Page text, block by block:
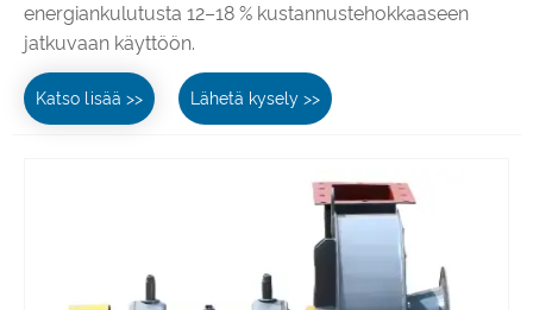
energiankulutusta 12–18 % kustannustehokkaaseen
jatkuvaan käyttöön.
Katso lisää >> Lähetä kysely >>